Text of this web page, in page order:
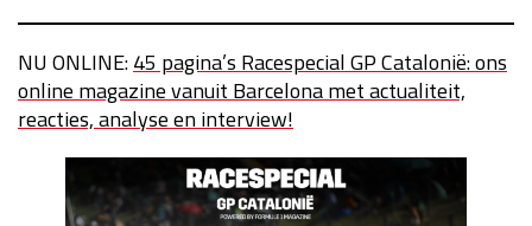
NU ONLINE:45 pagina’s Racespecial GP Catalonië: ons
online magazine vanuit Barcelona met actualiteit,
reacties, analyse en interview!